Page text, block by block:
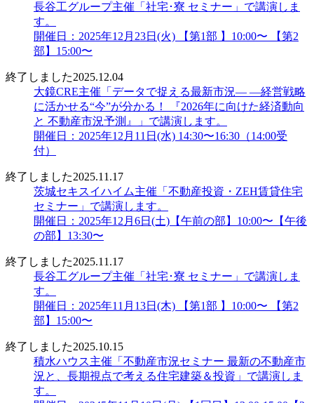
長谷工グループ主催「社宅･寮 セミナー」で講演しま
す。
開催日：2025年12月23日(火) 【第1部 】10:00〜 【第2
部】15:00〜
終了しました2025.12.04
大鏡CRE主催「データで捉える最新市況― ―経営戦略
に活かせる“今”が分かる！ 『2026年に向けた経済動向
と 不動産市況予測』」で講演します。
開催日：2025年12月11日(水) 14:30〜16:30（14:00受
付）
終了しました2025.11.17
茨城セキスイハイム主催「不動産投資・ZEH賃貸住宅
セミナー」で講演します。
開催日：2025年12月6日(土)【午前の部】10:00〜【午後
の部】13:30〜
終了しました2025.11.17
長谷工グループ主催「社宅･寮 セミナー」で講演しま
す。
開催日：2025年11月13日(木) 【第1部 】10:00〜 【第2
部】15:00〜
終了しました2025.10.15
積水ハウス主催「不動産市況セミナー 最新の不動産市
況と、長期視点で考える住宅建築＆投資」で講演しま
す。